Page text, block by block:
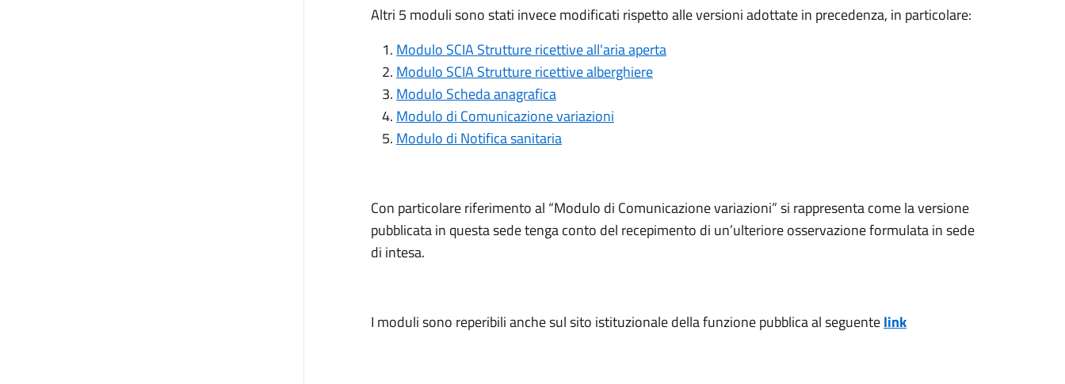
Altri 5 moduli sono stati invece modificati rispetto alle versioni adottate in precedenza, in particolare:
Modulo SCIA Strutture ricettive all'aria aperta
Modulo SCIA Strutture ricettive alberghiere
Modulo Scheda anagrafica
Modulo di Comunicazione variazioni
Modulo di Notifica sanitaria
Con particolare riferimento al “Modulo di Comunicazione variazioni” si rappresenta come la versione
pubblicata in questa sede tenga conto del recepimento di un’ulteriore osservazione formulata in sede
di intesa.
I moduli sono reperibili anche sul sito istituzionale della funzione pubblica al seguentelink